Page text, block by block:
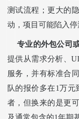
测试流程；更大的
动，项目可能陷入停
专业的外包公司
提供从需求分析、
服务，并有标准合
队的报价多在1万元
者，但换来的是更
及通常包含的1年期